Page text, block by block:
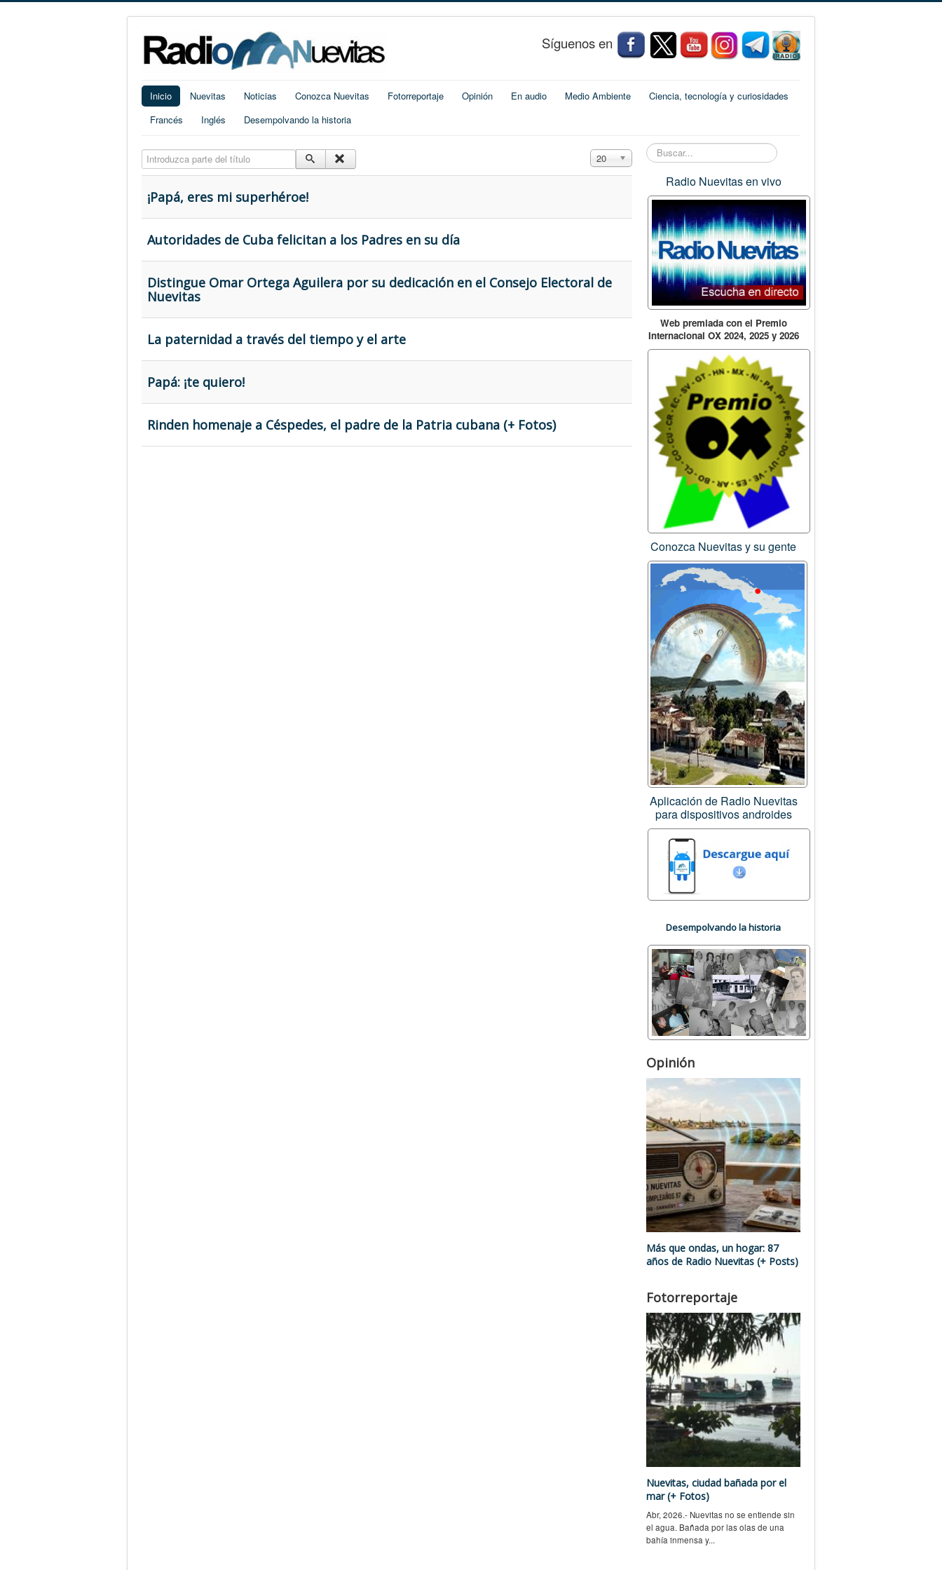
Síguenos en
Inicio Nuevitas Noticias Conozca Nuevitas Fotorreportaje Opinión En audio Medio Ambiente
Ciencia, tecnología y curiosidades
Francés
Inglés Desempolvando la historia
Introduzca parte del título Cantidad a mostrar
20
¡Papá, eres mi superhéroe!
Autoridades de Cuba felicitan a los Padres en su día
Distingue Omar Ortega Aguilera por su dedicación en el Consejo Electoral de
Nuevitas
La paternidad a través del tiempo y el arte
Papá: ¡te quiero!
Rinden homenaje a Céspedes, el padre de la Patria cubana (+ Fotos)
Buscar...
Radio Nuevitas en vivo
Web premiada con el Premio
Internacional OX 2024, 2025 y 2026
Conozca Nuevitas y su gente
Aplicación de Radio Nuevitas
para dispositivos androides
Desempolvando la historia
Opinión
Más que ondas, un hogar: 87
años de Radio Nuevitas (+ Posts)
Fotorreportaje
Nuevitas, ciudad bañada por el
mar (+ Fotos)
Abr, 2026.- Nuevitas no se entiende sin
el agua. Bañada por las olas de una
bahía inmensa y...